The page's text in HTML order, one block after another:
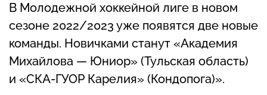
В Молодежной хоккейной лиге в новом
сезоне 2022/2023 уже появятся две новые
команды. Новичками станут «Академия
Михайлова — Юниор» (Тульская область)
и «СКА-ГУОР Карелия» (Кондопога)».